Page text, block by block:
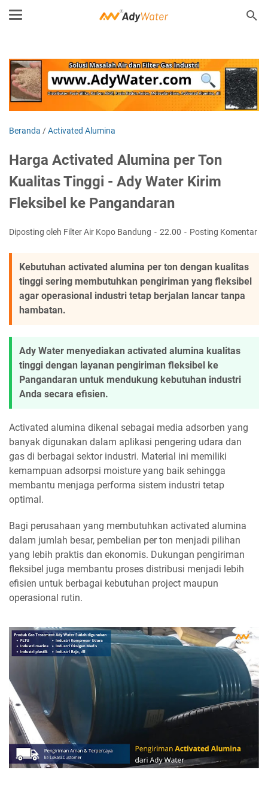
Beranda /Activated Alumina
Harga Activated Alumina per Ton
Kualitas Tinggi - Ady Water Kirim
Fleksibel ke Pangandaran
Diposting oleh Filter Air Kopo Bandung 22.00 Posting Komentar
Kebutuhan activated alumina per ton dengan kualitas
tinggi sering membutuhkan pengiriman yang fleksibel
agar operasional industri tetap berjalan lancar tanpa
hambatan.
Ady Water menyediakan activated alumina kualitas
tinggi dengan layanan pengiriman fleksibel ke
Pangandaran untuk mendukung kebutuhan industri
Anda secara efisien.
Activated alumina dikenal sebagai media adsorben yang
banyak digunakan dalam aplikasi pengering udara dan
gas di berbagai sektor industri. Material ini memiliki
kemampuan adsorpsi moisture yang baik sehingga
membantu menjaga performa sistem industri tetap
optimal.
Bagi perusahaan yang membutuhkan activated alumina
dalam jumlah besar, pembelian per ton menjadi pilihan
yang lebih praktis dan ekonomis. Dukungan pengiriman
fleksibel juga membantu proses distribusi menjadi lebih
efisien untuk berbagai kebutuhan project maupun
operasional rutin.